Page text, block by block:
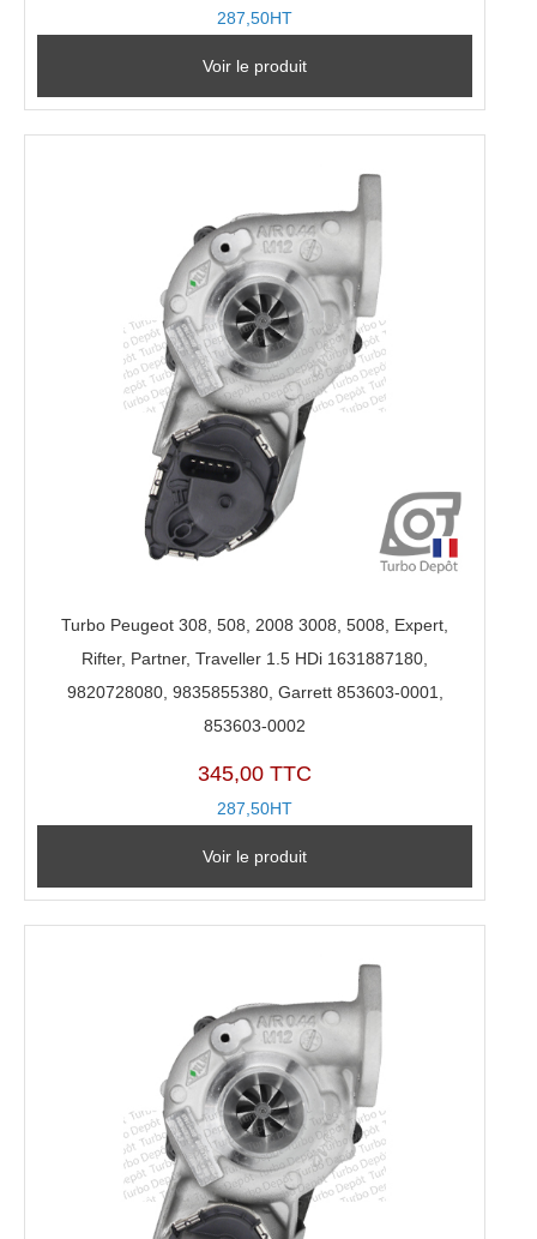
287,50HT
Voir le produit
Turbo Peugeot 308, 508, 2008 3008, 5008, Expert,
Rifter, Partner, Traveller 1.5 HDi 1631887180,
9820728080, 9835855380, Garrett 853603-0001,
853603-0002
345,00 TTC
287,50HT
Voir le produit